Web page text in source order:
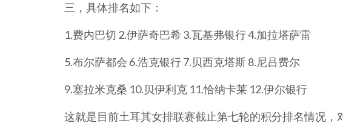
三，具体排名如下：
1.费内巴切 2.伊萨奇巴希 3.瓦基弗银行 4.加拉塔萨雷
5.布尔萨都会 6.浩克银行 7.贝西克塔斯 8.尼吕费尔
9.塞拉米克桑 10.贝伊利克 11.恰纳卡莱 12.伊尔银行
这就是目前土耳其女排联赛截止第七轮的积分排名情况，